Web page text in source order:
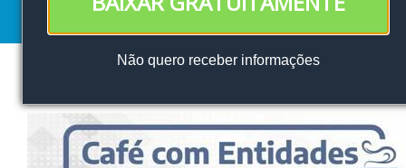
Não quero receber informações